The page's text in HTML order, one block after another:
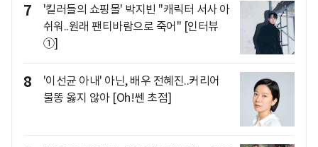
7
'킬러들의 쇼핑몰' 박지빈 "캐릭터 서사 아
쉬워..원래 팬티바람으로 죽어" [인터뷰
①]
8
'이선균 아내' 아닌, 배우 전혜진..커리어
불똥 옳지 않아 [Oh!쎈 초점]